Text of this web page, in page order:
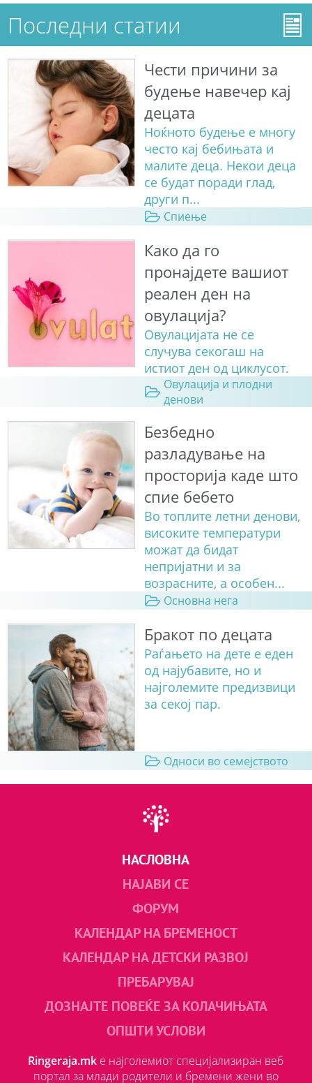
Последни статии
Чести причини за
будење навечер кај
децата
Ноќното будење е многу
често кај бебињата и
малите деца. Некои деца
се будат поради глад,
други п...
Спиење
Како да го
пронајдете вашиот
реален ден на
овулација?
Овулацијата не се
случува секогаш на
истиот ден од циклусот.
Овулација и плодни
денови
Безбедно
разладување на
просторија каде што
спие бебето
Во топлите летни денови,
високите температури
можат да бидат
непријатни и за
возрасните, а особен...
Основна нега
Бракот по децата
Раѓањето на дете е еден
од најубавите, но и
најголемите предизвици
за секој пар.
Односи во семејството
НАСЛОВНА
НАЈАВИ СЕ
ФОРУМ
КАЛЕНДАР НА БРЕМЕНОСТ
КАЛЕНДАР НА ДЕТСКИ РАЗВОЈ
ПРЕБАРУВАЈ
ДОЗНАЈТЕ ПОВЕЌЕ ЗА КОЛАЧИЊАТА
ОПШТИ УСЛОВИ
Ringeraja.mk е најголемиот специјализиран веб
портал за млади родители и бремени жени во